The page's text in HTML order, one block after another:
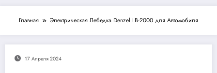
Главная Электрическая Лебедка Denzel LB-2000 для Автомобиля
17 Апреля 2024